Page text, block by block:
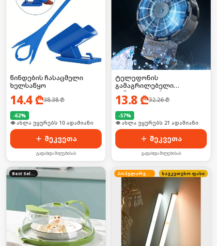
წინდების ჩასაცმელი
ხელსაწყო
14.4₾38.38₾
-62%
🛒 ბოლო 24სთ-ში იყიდა 18-მა
შეკვეთა
გადახდა მიღებისას
ტელეფონის
გამაგრილებელი
ვინტილატორი
13.8 ₾32.26₾
-57%
🛒 ბოლო 24სთ-ში იყიდა 28-მა
შეკვეთა
გადახდა მიღებისას
Best Seller პოპულარული საუკეთესო ფასი